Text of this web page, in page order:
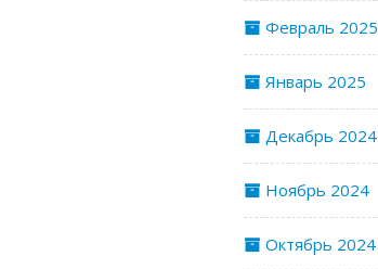
Февраль 2025
Январь 2025
Декабрь 2024
Ноябрь 2024
Октябрь 2024